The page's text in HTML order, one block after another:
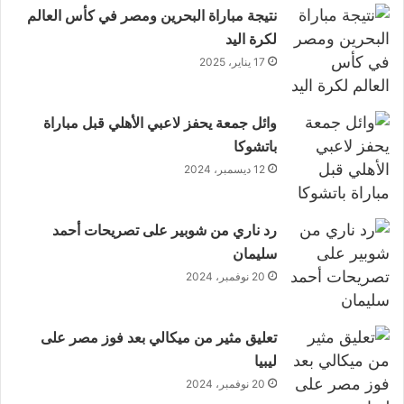
نتيجة مباراة البحرين ومصر في كأس العالم
لكرة اليد
17 يناير، 2025
وائل جمعة يحفز لاعبي الأهلي قبل مباراة
باتشوكا
12 ديسمبر، 2024
رد ناري من شوبير على تصريحات أحمد
سليمان
20 نوفمبر، 2024
تعليق مثير من ميكالي بعد فوز مصر على
ليبيا
20 نوفمبر، 2024